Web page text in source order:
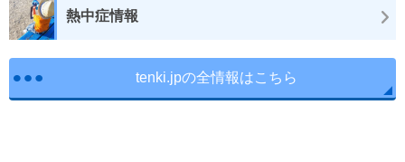
熱中症情報
tenki.jpの全情報はこちら